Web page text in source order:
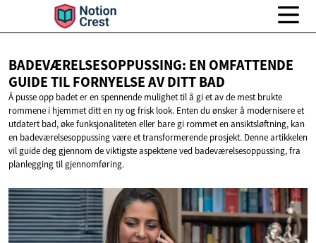
BADEVÆRELSESOPPUSSING: EN OMFATTENDE
GUIDE TIL FORNYELSE AVDITT BAD
Å pusse opp badet er en spennende mulighet til å gi et av de mest brukte
rommene i hjemmet ditt en ny og frisk look. Enten du ønsker å modernisere et
utdatert bad, øke funksjonaliteten eller bare gi rommet en ansiktsløftning, kan
en badeværelsesoppussing være et transformerende prosjekt. Denne artikkelen
vil guide deg gjennom de viktigste aspektene ved badeværelsesoppussing, fra
planlegging til gjennomføring.